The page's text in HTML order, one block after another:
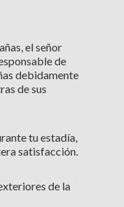
el señor
de
debidamente
de sus
tu estadía,
satisfacción.
de la